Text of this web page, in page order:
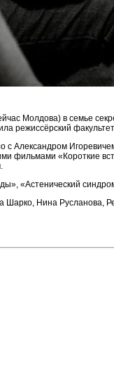
Молдова) в семье
режиссёрский
с Александром
«Короткие
«Астенический
Нина Русланова,